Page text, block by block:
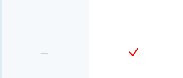
—